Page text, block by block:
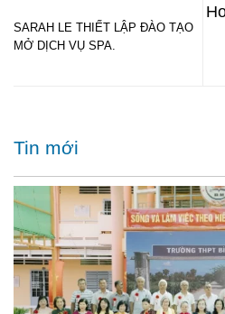
SARAH LE THIẾT LẬP ĐÀO TẠO
MỞ DỊCH VỤ SPA.
Tin mới